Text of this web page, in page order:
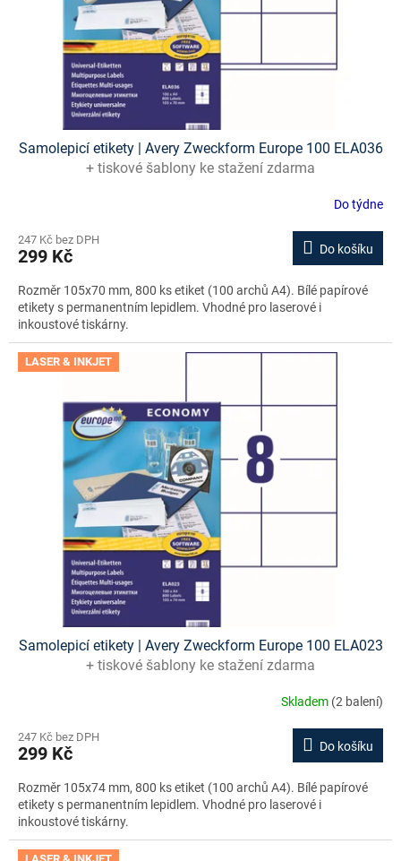
Samolepicí etikety | Avery Zweckform Europe 100 ELA036
+ tiskové šablony ke stažení zdarma
Do týdne
247 Kč bez DPH
299 Kč Do košíku
Rozměr 105x70 mm, 800 ks etiket (100 archů A4). Bílé papírové
etikety s permanentním lepidlem. Vhodné pro laserové i
inkoustové tiskárny.
LASER & INKJET
Samolepicí etikety | Avery Zweckform Europe 100 ELA023
+ tiskové šablony ke stažení zdarma
Skladem (2 balení)
247 Kč bez DPH
299 Kč Do košíku
Rozměr 105x74 mm, 800 ks etiket (100 archů A4). Bílé papírové
etikety s permanentním lepidlem. Vhodné pro laserové i
inkoustové tiskárny.